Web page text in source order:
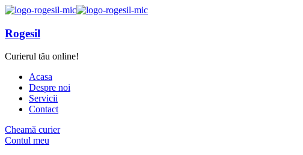
Rogesil
Curierul tău online!
Acasa
Despre noi
Servicii
Contact
Cheamă curier
Contul meu